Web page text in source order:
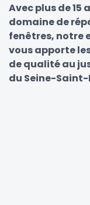
Avec plus de 15
domaine de
fenêtres, notre
vous apporte
de qualité au
du Seine-Saint-